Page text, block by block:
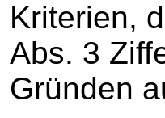
Kriterien,
Abs. 3
Gründen